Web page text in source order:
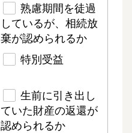
熟慮期間を徒過
しているが、相続放
棄が認められるか
特別受益
生前に引き出し
ていた財産の返還が
認められるか